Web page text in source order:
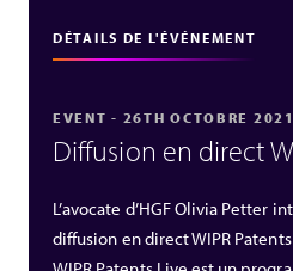
DÉTAILS DE L'ÉVÉNEMENT
EVENT - 26TH OCTOBRE 2021
Diffusion en direct
L’avocate d’HGF Olivia Petter
diffusion en direct WIPR